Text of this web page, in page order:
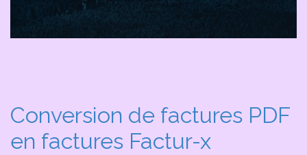
Conversion de factures PDF
en factures Factur-x